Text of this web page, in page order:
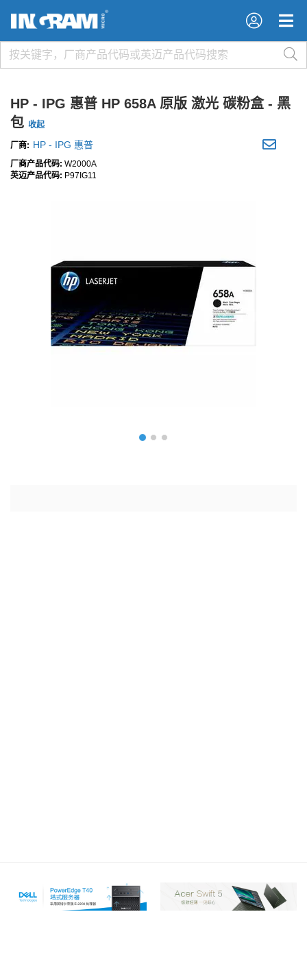
×
×
HP - IPG 惠普 HP 658A 原版 激光 碳粉盒 - 黑
包 收起
厂商: HP - IPG 惠普
厂商产品代码: W2000A
英迈产品代码: P97IG11